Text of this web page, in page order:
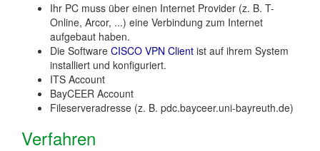
Ihr PC muss über einen Internet Provider (z. B. T-
Online, Arcor, ...) eine Verbindung zum Internet
aufgebaut haben.
Die Software CISCO VPN Client ist auf ihrem System
installiert und konfiguriert.
ITS Account
BayCEER Account
Fileserveradresse (z. B. pdc.bayceer.uni-bayreuth.de)
Verfahren